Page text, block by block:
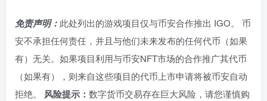
免责声明： 此处列出的游戏项目仅与币安合作推出 IGO。 币
安不承担任何责任，并且与他们未来发布的任何代币（如果
有）无关。如果项目利用与币安NFT市场的合作推广其代币
（如果有），则来自这些项目的代币上市申请将被币安自动
拒绝。 风险提示： 数字货币交易存在巨大风险，请您谨慎购